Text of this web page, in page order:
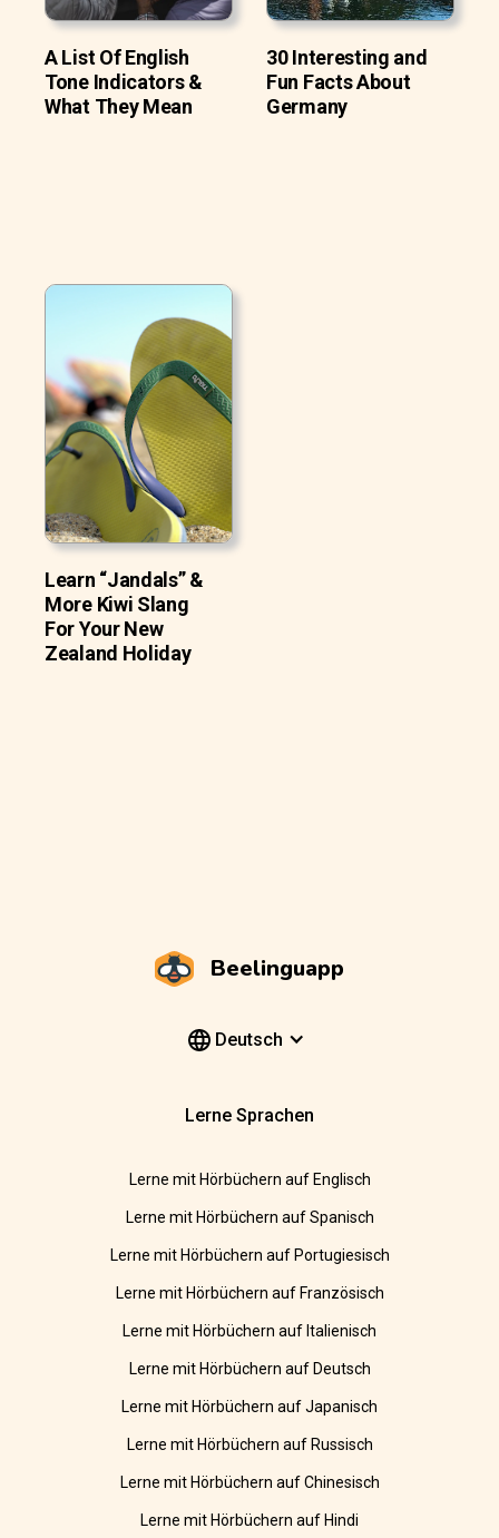
A List Of English
Tone Indicators &
What They Mean
30 Interesting and
Fun Facts About
Germany
Learn “Jandals” &
More Kiwi Slang
For Your New
Zealand Holiday
Beelinguapp
Deutsch
Lerne Sprachen
Lerne mit Hörbüchern auf Englisch
Lerne mit Hörbüchern auf Spanisch
Lerne mit Hörbüchern auf Portugiesisch
Lerne mit Hörbüchern auf Französisch
Lerne mit Hörbüchern auf Italienisch
Lerne mit Hörbüchern auf Deutsch
Lerne mit Hörbüchern auf Japanisch
Lerne mit Hörbüchern auf Russisch
Lerne mit Hörbüchern auf Chinesisch
Lerne mit Hörbüchern auf Hindi